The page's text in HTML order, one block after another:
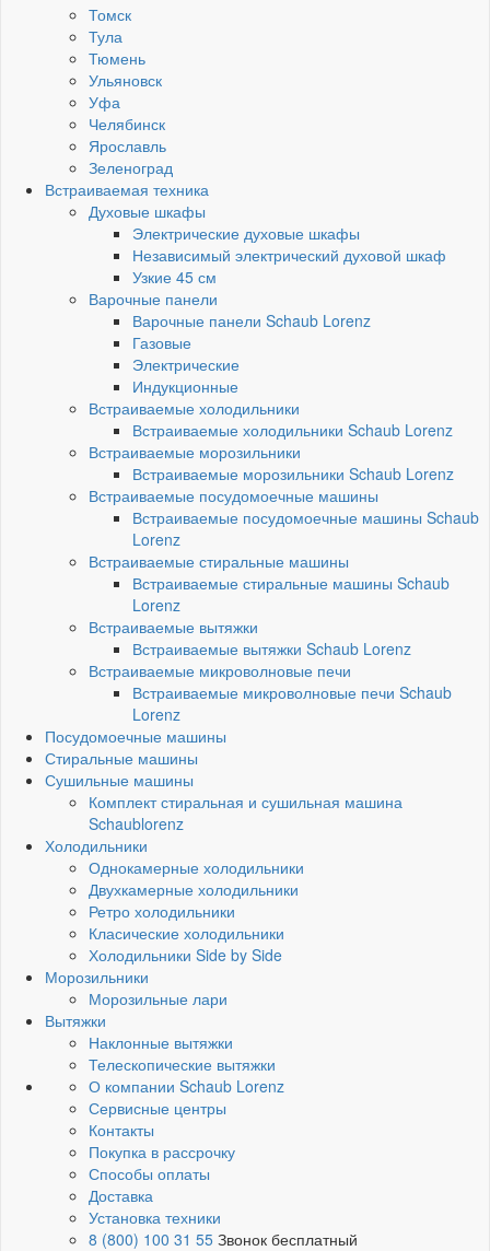
Томск
Тула
Тюмень
Ульяновск
Уфа
Челябинск
Ярославль
Зеленоград
Встраиваемая техника
Духовые шкафы
Электрические духовые шкафы
Независимый электрический духовой шкаф
Узкие 45 см
Варочные панели
Варочные панели Schaub Lorenz
Газовые
Электрические
Индукционные
Встраиваемые холодильники
Встраиваемые холодильники Schaub Lorenz
Встраиваемые морозильники
Встраиваемые морозильники Schaub Lorenz
Встраиваемые посудомоечные машины
Встраиваемые посудомоечные машины Schaub
Lorenz
Встраиваемые стиральные машины
Встраиваемые стиральные машины Schaub
Lorenz
Встраиваемые вытяжки
Встраиваемые вытяжки Schaub Lorenz
Встраиваемые микроволновые печи
Встраиваемые микроволновые печи Schaub
Lorenz
Посудомоечные машины
Стиральные машины
Сушильные машины
Комплект стиральная и сушильная машина
Schaublorenz
Холодильники
Однокамерные холодильники
Двухкамерные холодильники
Ретро холодильники
Класические холодильники
Холодильники Side by Side
Морозильники
Морозильные лари
Вытяжки
Наклонные вытяжки
Телескопические вытяжки
О компании Schaub Lorenz
Сервисные центры
Контакты
Покупка в рассрочку
Способы оплаты
Доставка
Установка техники
8 (800) 100 31 55 Звонок бесплатный